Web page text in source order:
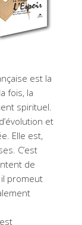
est la
fois, la
spirituel.
et
Elle est,
C’est
de
promeut